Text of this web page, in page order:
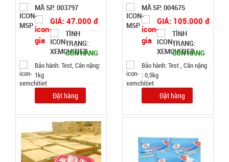
Chai xịt khử
mùi hôi
giày Nhật
Bản công
260ML
MÃ
SP:
TÌNH
MÃ SP: 003797
GIÁ: 47.000 đ
TÌNH
TRẠNG:
CÒN HÀNG
Bảo hành: Test, Cân nặng:
1kg
Đặt hàng
MÃ SP: 004675
GIÁ: 105.000 đ
TÌNH
TRẠNG:
CÒN HÀNG
Bảo hành: Test , Cân nặng
: 0,5kg
Đặt hàng